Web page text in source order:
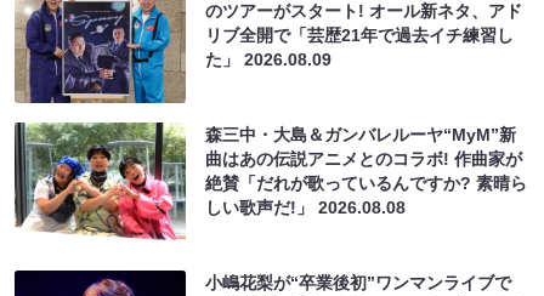
のツアーがスタート! オール新ネタ、アド
リブ全開で「芸歴21年で過去イチ練習し
た」2026.08.09
森三中・大島＆ガンバレルーヤ“MyM”新
曲はあの伝説アニメとのコラボ! 作曲家が
絶賛「だれが歌っているんですか? 素晴ら
しい歌声だ!」2026.08.08
小嶋花梨が“卒業後初”ワンマンライブで